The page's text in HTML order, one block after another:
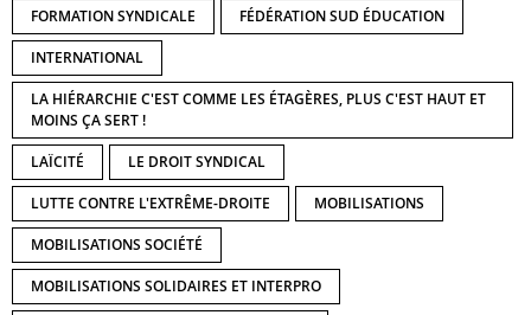
FORMATION SYNDICALE FÉDÉRATION SUD ÉDUCATION
INTERNATIONAL
LA HIÉRARCHIE C'EST COMME LES ÉTAGÈRES, PLUS C'EST HAUT ET
MOINS ÇA SERT !
LAÏCITÉ LE DROIT SYNDICAL
LUTTE CONTRE L'EXTRÊME-DROITE MOBILISATIONS
MOBILISATIONS SOCIÉTÉ
MOBILISATIONS SOLIDAIRES ET INTERPRO